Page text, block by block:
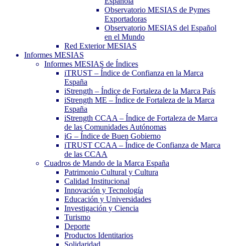
Observatorio MESIAS de Pymes
Exportadoras
Observatorio MESIAS del Español
en el Mundo
Red Exterior MESIAS
Informes MESIAS
Informes MESIAS de Índices
iTRUST – Índice de Confianza en la Marca
España
iStrength – Índice de Fortaleza de la Marca País
iStrength ME – Índice de Fortaleza de la Marca
España
iStrength CCAA – Índice de Fortaleza de Marca
de las Comunidades Autónomas
iG – Índice de Buen Gobierno
iTRUST CCAA – Índice de Confianza de Marca
de las CCAA
Cuadros de Mando de la Marca España
Patrimonio Cultural y Cultura
Calidad Institucional
Innovación y Tecnología
Educación y Universidades
Investigación y Ciencia
Turismo
Deporte
Productos Identitarios
Solidaridad